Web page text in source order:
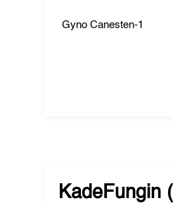
Gyno Canesten-1
KadeFungin